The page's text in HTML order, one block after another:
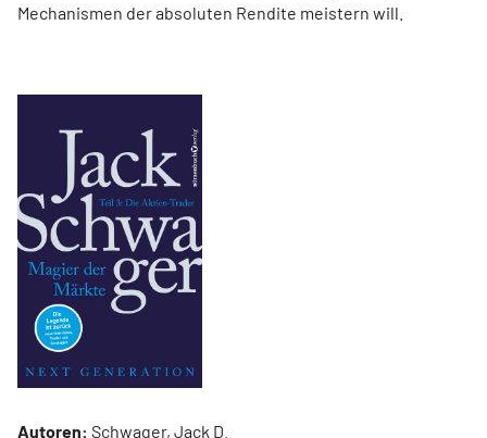
Mechanismen der absoluten Rendite meistern will.
Autoren: Schwager, Jack D.